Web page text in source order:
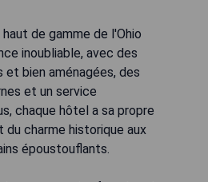
de gamme de l'Ohio
inoubliable, avec des
bien aménagées, des
et un service
chaque hôtel a sa propre
du charme historique aux
époustouflants.